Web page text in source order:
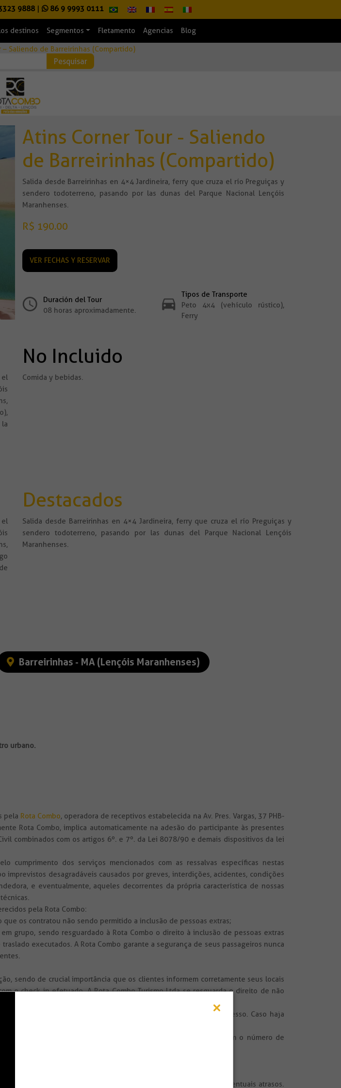
9888| 86 9 9993 0111
destinos Segmentos Fletamento Agencias Blog
– Saliendo de Barreirinhas (Compartido)
Atins Corner Tour - Saliendo
de Barreirinhas (Compartido)
Salida desde Barreirinhas en 4×4 Jardineira, ferry que cruza el río Preguiças y
sendero todoterreno, pasando por las dunas del Parque Nacional Lençóis
Maranhenses.
R$ 190.00
VER FECHAS Y RESERVAR
Duración del Tour
08 horas aproximadamente.
Tipos de Transporte
Peto 4x4 (vehículo rústico),
Ferry
el
No Incluido
Comida y bebidas.
el
Destacados
Salida desde Barreirinhas en 4×4 Jardineira, ferry que cruza el río Preguiças y
sendero todoterreno, pasando por las dunas del Parque Nacional Lençóis
Maranhenses.
Barreirinhas - MA (Lençóis Maranhenses)
urbano.
pela Rota Combo, operadora de receptivos estabelecida na Av. Pres. Vargas, 37 PHB-
Rota Combo, implica automaticamente na adesão do participante às presentes
combinados com os artigos 6º. e 7º. da Lei 8078/90 e demais dispositivos da lei
cumprimento dos serviços mencionados com as ressalvas específicas nestas
imprevistos desagradáveis causados por greves, interdições, acidentes, condições
e eventualmente, aqueles decorrentes da própria característica de nossas
pela Rota Combo:
os contratou não sendo permitido a inclusão de pessoas extras;
grupo, sendo resguardado à Rota Combo o direito à inclusão de pessoas extras
executados. A Rota Combo garante a segurança de seus passageiros nunca
sendo de crucial importância que os clientes informem corretamente seus locais
o check in efetuado. A Rota Combo Turismo Ltda se resguarda o direito de não
assim bom andamento do grupo como um todo.
podendo ocorrer inclusive o desembarque da bagagem em excesso. Caso haja
adicional do mesmo.
ônibus e ônibus (todos com ar condicionado), de acordo com o número de
para este tipo de terreno.
e horários em decorrência de condições naturais.
terrestres, aéreos e passeios, etc.) em decorrência de eventuais atrasos.